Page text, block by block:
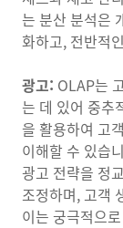
는 분산 분석은
화하고, 전반적
광고: OLAP는
는 데 있어 중추
을 활용하여 고
이해할 수 있습
광고 전략을 정
조정하며, 고객
이는 궁극적으